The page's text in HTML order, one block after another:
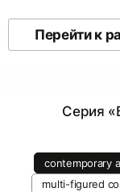
Перейти к
Серия
contemporary
multi-figured